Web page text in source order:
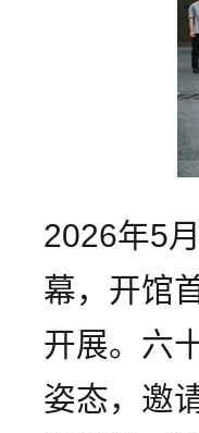
2026年5
幕，开馆
开展。六
姿态，邀